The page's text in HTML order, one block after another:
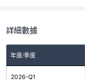
詳細數據
年度/季度
2026-Q1